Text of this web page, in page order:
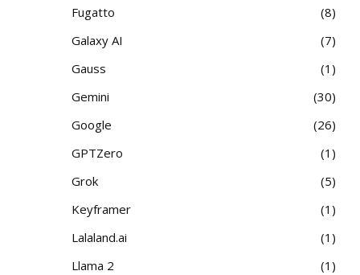
Fugatto
8
Galaxy AI
7
Gauss
1
Gemini
30
Google
26
GPTZero
1
Grok
5
Keyframer
1
Lalaland.ai
1
Llama 2
1